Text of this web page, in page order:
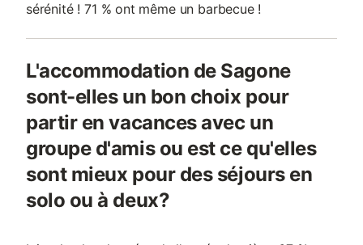
sérénité ! 71 % ont même un barbecue !
L'accommodation de Sagone
sont-elles un bon choix pour
partir en vacances avec un
groupe d'amis ou est ce qu'elles
sont mieux pour des séjours en
solo ou à deux?